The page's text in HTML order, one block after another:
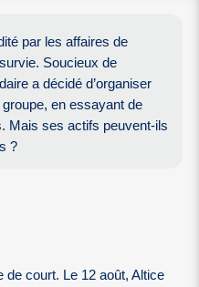
par les affaires de
Soucieux de
a décidé d’organiser
en essayant de
Mais ses actifs peuvent-ils
?
de court. Le 12 août, Altice